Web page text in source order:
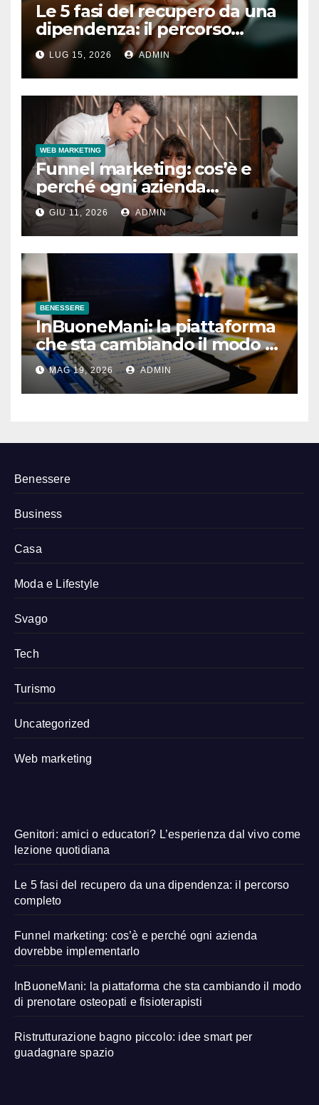
Le 5 fasi del recupero da una
dipendenza: il percorso
completo
LUG 15, 2026 ADMIN
WEB MARKETING
Funnel marketing: cos’è e
perché ogni azienda
dovrebbe implementarlo
GIU 11, 2026 ADMIN
BENESSERE
InBuoneMani: la piattaforma
che sta cambiando il modo di
prenotare osteopati e
fisioterapisti
MAG 19, 2026 ADMIN
Benessere
Business
Casa
Moda e Lifestyle
Svago
Tech
Turismo
Uncategorized
Web marketing
Genitori: amici o educatori? L’esperienza dal vivo come
lezione quotidiana
Le 5 fasi del recupero da una dipendenza: il percorso
completo
Funnel marketing: cos’è e perché ogni azienda
dovrebbe implementarlo
InBuoneMani: la piattaforma che sta cambiando il modo
di prenotare osteopati e fisioterapisti
Ristrutturazione bagno piccolo: idee smart per
guadagnare spazio